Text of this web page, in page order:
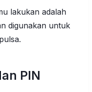
lakukan adalah
digunakan untuk
PIN